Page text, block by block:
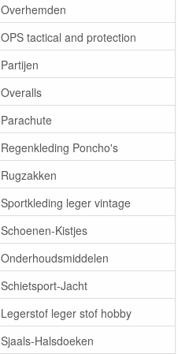
Overhemden
OPS tactical and protection
Partijen
Overalls
Parachute
Regenkleding Poncho's
Rugzakken
Sportkleding leger vintage
Schoenen-Kistjes
Onderhoudsmiddelen
Schietsport-Jacht
Legerstof leger stof hobby
Sjaals-Halsdoeken